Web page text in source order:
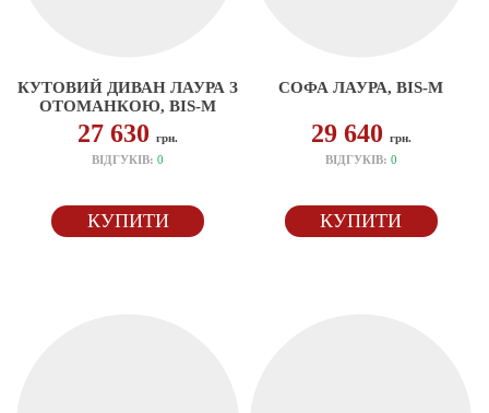
КУТОВИЙ ДИВАН ЛАУРА З
ОТОМАНКОЮ, BIS-M
27 630грн.
ВІДГУКІВ:0
КУПИТИ
СОФА ЛАУРА, BIS-M
29 640 грн.
ВІДГУКІВ: 0
КУПИТИ